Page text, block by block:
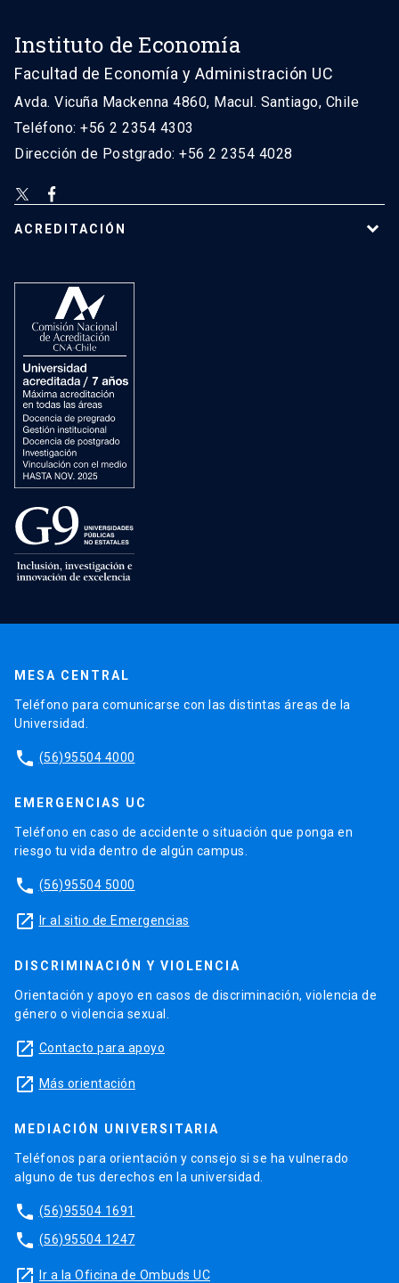
Instituto de Economía
Facultad de Economía y Administración UC
Avda. Vicuña Mackenna 4860, Macul. Santiago, Chile
Teléfono: +56 2 2354 4303
Dirección de Postgrado: +56 2 2354 4028
ACREDITACIÓN
MESA CENTRAL
Teléfono para comunicarse con las distintas áreas de la
Universidad.
phone (56)95504 4000
EMERGENCIAS UC
Teléfono en caso de accidente o situación que ponga en
riesgo tu vida dentro de algún campus.
phone (56)95504 5000
launch Ir al sitio de Emergencias
DISCRIMINACIÓN Y VIOLENCIA
Orientación y apoyo en casos de discriminación, violencia de
género o violencia sexual.
launch Contacto para apoyo
launch Más orientación
MEDIACIÓN UNIVERSITARIA
Teléfonos para orientación y consejo si se ha vulnerado
alguno de tus derechos en la universidad.
phone (56)95504 1691
phone (56)95504 1247
launch Ir a la Oficina de Ombuds UC